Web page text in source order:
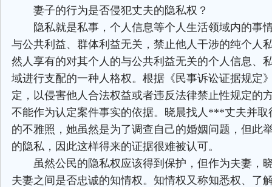
妻子的行为是否侵犯丈夫的隐私权？
隐私就是私事，个人信息等个人生活领域内的事
与公共利益、群体利益无关，禁止他人干涉的纯个人
然人享有的对其个人的与公共利益无关的个人信息、
域进行支配的一种人格权。根据《民事诉讼证据规定
定，以侵害他人合法权益或者违反法律禁止性规定的
不能作为认定案件事实的依据。晓晨找人***丈夫并取
的不雅照，她虽然是为了调查自己的婚姻问题，但此
的隐私，因此这样得来的证据很难被认可。
虽然公民的隐私权应该得到保护，但作为夫妻，
夫妻之间是否忠诚的知情权。知情权又称知悉权、了